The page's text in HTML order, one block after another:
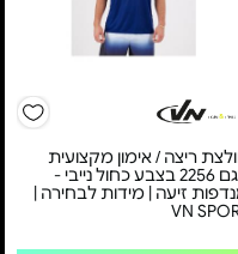
ריצה / אימון מקצועית
דגם 2256 בצבע כחול נייבי -
זיעה | מידות לבחירה |
VN